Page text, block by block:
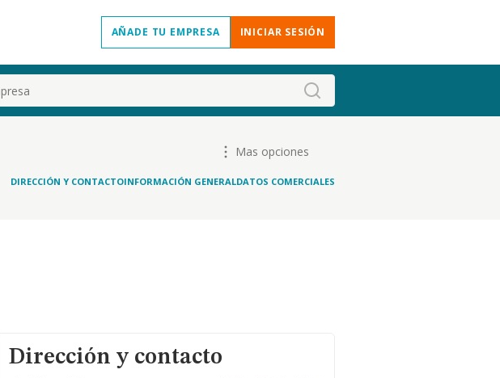
AÑADE TU EMPRESA INICIAR SESIÓN
Mas opciones
DIRECCIÓN Y CONTACTOINFORMACIÓN GENERALDATOS COMERCIALES
Dirección y contacto